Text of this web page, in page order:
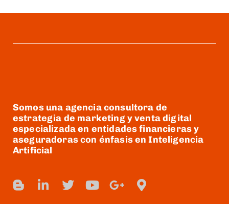
Somos una agencia consultora de
estrategia de marketing y venta digital
especializada en entidades financieras y
aseguradoras con énfasis en Inteligencia
Artificial